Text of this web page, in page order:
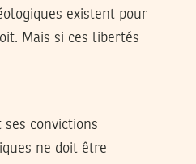
existent pour
Mais si ces libertés
convictions
ne doit être